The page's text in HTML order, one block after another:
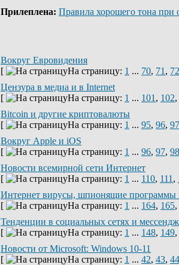
Прилеплена: Правила хорошего тона при
Вокруг Евровидения
[
На страницу: 1 ... 70, 71 , 72
Цензура в медиа и в Internet
[
На страницу: 1 ... 101 , 102,
Bitcoin и другие криптовалюты
[
На страницу: 1 ... 95, 96, 97
Вокруг Apple и iOS
[
На страницу: 1 ... 96, 97, 98
Новости всемирной сети Интернет
[
На страницу: 1 ... 110, 111 ,
Интернет вирусы, шпионящие программы
[
На страницу: 1 ... 164, 165,
Тенденции в социальных сетях и
[
На страницу: 1 ... 148, 149,
Новости от Microsoft: Windows 10-11
[
На страницу: 1 ... 42, 43, 44